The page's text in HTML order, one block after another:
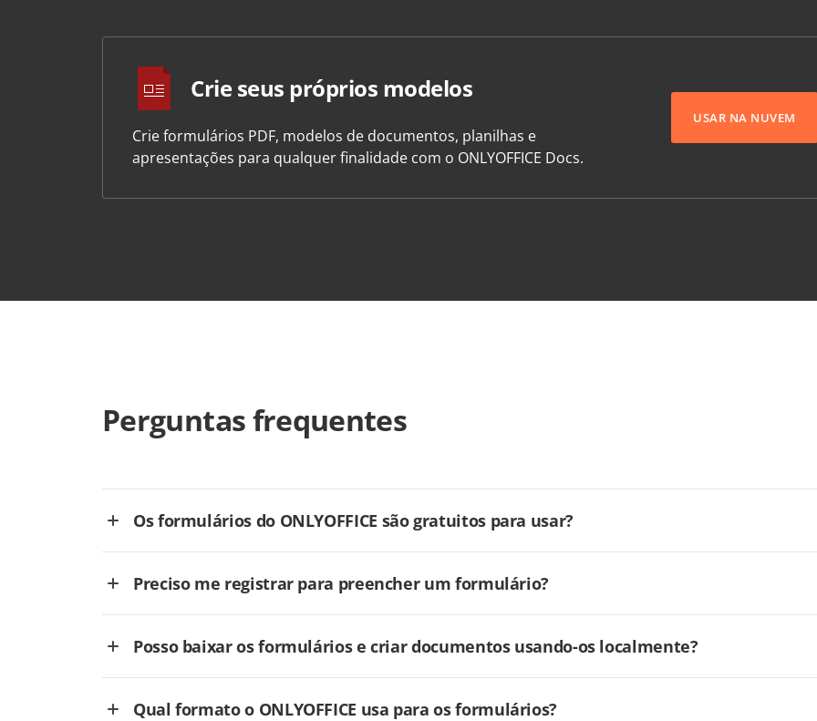
Crie seus próprios modelos
Crie formulários PDF, modelos de documentos, planilhas e
apresentações para qualquer finalidade com o ONLYOFFICE Docs.
USAR NA NUVEM
Perguntas frequentes
Os formulários do ONLYOFFICE são gratuitos para usar?
Preciso me registrar para preencher um formulário?
Posso baixar os formulários e criar documentos usando-os localmente?
Qual formato o ONLYOFFICE usa para os formulários?